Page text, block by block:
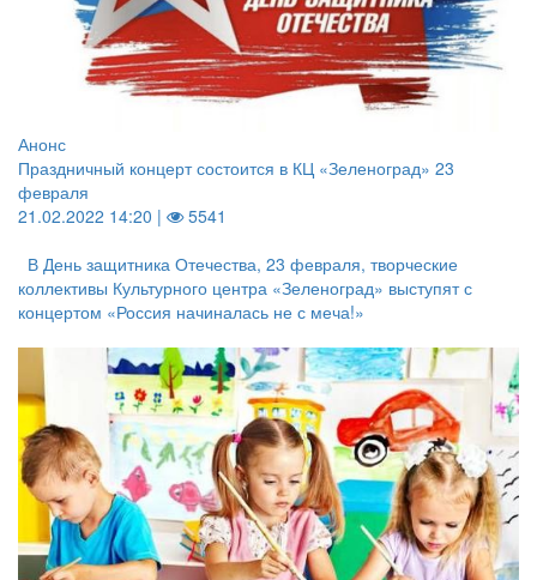
Анонс
Праздничный концерт состоится в КЦ «Зеленоград» 23
февраля
21.02.2022 14:20 |
5541
В День защитника Отечества, 23 февраля, творческие
коллективы Культурного центра «Зеленоград» выступят с
концертом «Россия начиналась не с меча!»